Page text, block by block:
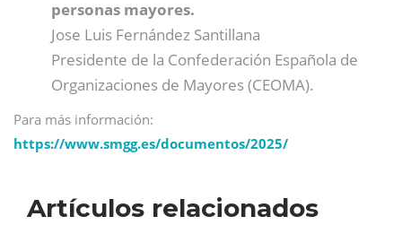
personas mayores.
Jose Luis Fernández Santillana
Presidente de la Confederación Española de
Organizaciones de Mayores (CEOMA).
Para más información:
https://www.smgg.es/documentos/2025/
Artículos relacionados